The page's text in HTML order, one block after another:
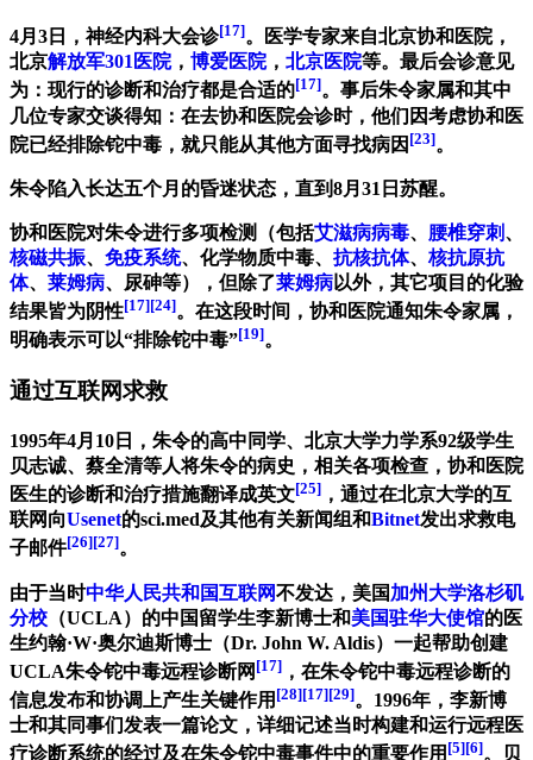
4月3日，神经内科大会诊[17]。医学专家来自北京协和医院，
北京解放军301医院， 博爱医院， 北京医院等。最后会诊意见
为：现行的诊断和治疗都是合适的[17]。事后朱令家属和其中
几位专家交谈得知：在去协和医院会诊时，他们因考虑协和医
院已经排除铊中毒，就只能从其他方面寻找病因 [23]。
朱令陷入长达五个月的昏迷状态，直到8月31日苏醒。
协和医院对朱令进行多项检测（包括艾滋病病毒、 腰椎穿刺 、
核磁共振、 免疫系统、化学物质中毒、 抗核抗体、 核抗原抗
体、 莱姆病、尿砷等），但除了莱姆病以外，其它项目的化验
结果皆为阴性[17][24]。在这段时间，协和医院通知朱令家属，
明确表示可以“排除铊中毒”[19]。
通过互联网求救
1995年4月10日，朱令的高中同学、北京大学力学系92级学生
贝志诚、蔡全清等人将朱令的病史，相关各项检查，协和医院
医生的诊断和治疗措施翻译成英文[25] ，通过在北京大学的互
联网向Usenet的sci.med及其他有关新闻组和Bitnet发出求救电
子邮件[26][27]。
由于当时中华人民共和国互联网不发达，美国加州大学洛杉矶
分校 （UCLA）的中国留学生李新博士和美国驻华大使馆的医
生约翰·W·奥尔迪斯博士（Dr. John W. Aldis）一起帮助创建
UCLA朱令铊中毒远程诊断网 [17] ，在朱令铊中毒远程诊断的
信息发布和协调上产生关键作用 [28][17][29]。1996年，李新博
士和其同事们发表一篇论文，详细记述当时构建和运行远程医
疗诊断系统的经过及在朱令铊中毒事件中的重要作用 [5][6]。贝